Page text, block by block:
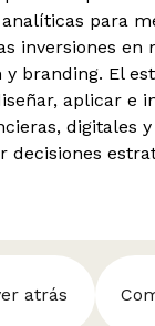
para
inversiones en
branding. El
aplicar e
digitales
decisiones
atrás